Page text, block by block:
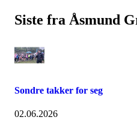
Siste fra Åsmund
Sondre takker for seg
02.06.2026